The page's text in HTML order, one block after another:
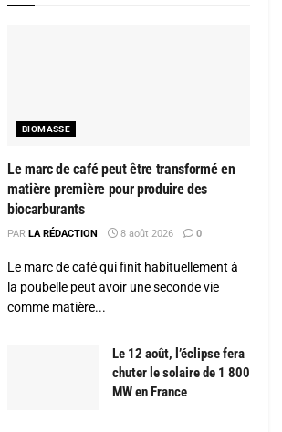
BIOMASSE
Le marc de café peut être transformé en
matière première pour produire des
biocarburants
PAR LA RÉDACTION 8 août 2026 0
Le marc de café qui finit habituellement à
la poubelle peut avoir une seconde vie
comme matière...
Le 12 août, l’éclipse fera
chuter le solaire de 1 800
MW en France